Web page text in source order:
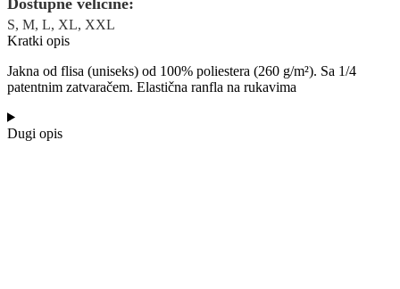
S, M, L, XL, XXL
Kratki opis
Jakna od flisa (uniseks) od 100% poliestera (260 g/m²). Sa 1/4
patentnim zatvaračem. Elastična ranfla na rukavima
Dugi opis